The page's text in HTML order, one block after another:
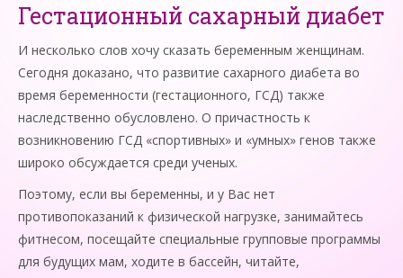
Гестационный сахарный диабет
И несколько слов хочу сказать беременным женщинам.
Сегодня доказано, что развитие сахарного диабета во
время беременности (гестационного, ГСД) также
наследственно обусловлено. О причастность к
возникновению ГСД «спортивных» и «умных» генов также
широко обсуждается среди ученых.
Поэтому, если вы беременны, и у Вас нет
противопоказаний к физической нагрузке, занимайтесь
фитнесом, посещайте специальные групповые программы
для будущих мам, ходите в бассейн, читайте,